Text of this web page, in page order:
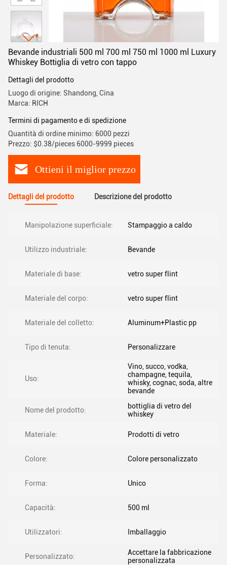
Bevande industriali 500 ml 700 ml 750 ml 1000 ml Luxury
Whiskey Bottiglia di vetro con tappo
Dettagli del prodotto
Luogo di origine: Shandong, Cina
Marca: RICH
Termini di pagamento e di spedizione
Quantità di ordine minimo: 6000 pezzi
Prezzo: $0.38/pieces 6000-9999 pieces
Ottieni il miglior prezzo
Dettagli del prodotto Descrizione del prodotto
Manipolazione superficiale: Stampaggio a caldo
Utilizzo industriale: Bevande
Materiale di base: vetro super flint
Materiale del corpo: vetro super flint
Materiale del colletto: Aluminum+Plastic pp
Tipo di tenuta: Personalizzare
Uso:
Vino, succo, vodka,
champagne, tequila,
whisky, cognac, soda, altre
bevande
Nome del prodotto:
bottiglia di vetro del
whiskey
Materiale: Prodotti di vetro
Colore: Colore personalizzato
Forma: Unico
Capacità: 500 ml
Utilizzatori: Imballaggio
Personalizzato:
Accettare la fabbricazione
personalizzata